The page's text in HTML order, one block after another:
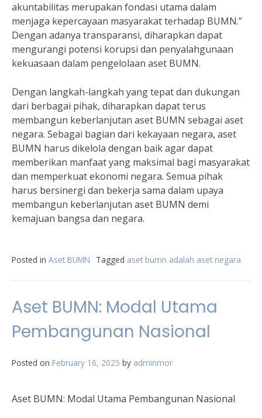
akuntabilitas merupakan fondasi utama dalam
menjaga kepercayaan masyarakat terhadap BUMN.”
Dengan adanya transparansi, diharapkan dapat
mengurangi potensi korupsi dan penyalahgunaan
kekuasaan dalam pengelolaan aset BUMN.
Dengan langkah-langkah yang tepat dan dukungan
dari berbagai pihak, diharapkan dapat terus
membangun keberlanjutan aset BUMN sebagai aset
negara. Sebagai bagian dari kekayaan negara, aset
BUMN harus dikelola dengan baik agar dapat
memberikan manfaat yang maksimal bagi masyarakat
dan memperkuat ekonomi negara. Semua pihak
harus bersinergi dan bekerja sama dalam upaya
membangun keberlanjutan aset BUMN demi
kemajuan bangsa dan negara.
Posted in Aset BUMN Tagged aset bumn adalah aset negara
Aset BUMN: Modal Utama
Pembangunan Nasional
Posted on February 16, 2025 by adminmor
Aset BUMN: Modal Utama Pembangunan Nasional